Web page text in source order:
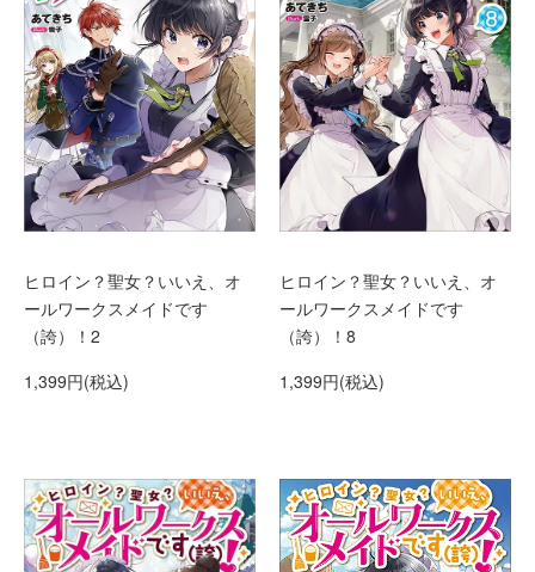
ヒロイン？聖女？いいえ、オ
ールワークスメイドです
（誇）！2
1,399円(税込)
ヒロイン？聖女？いいえ、オ
ールワークスメイドです
（誇）！8
1,399円(税込)